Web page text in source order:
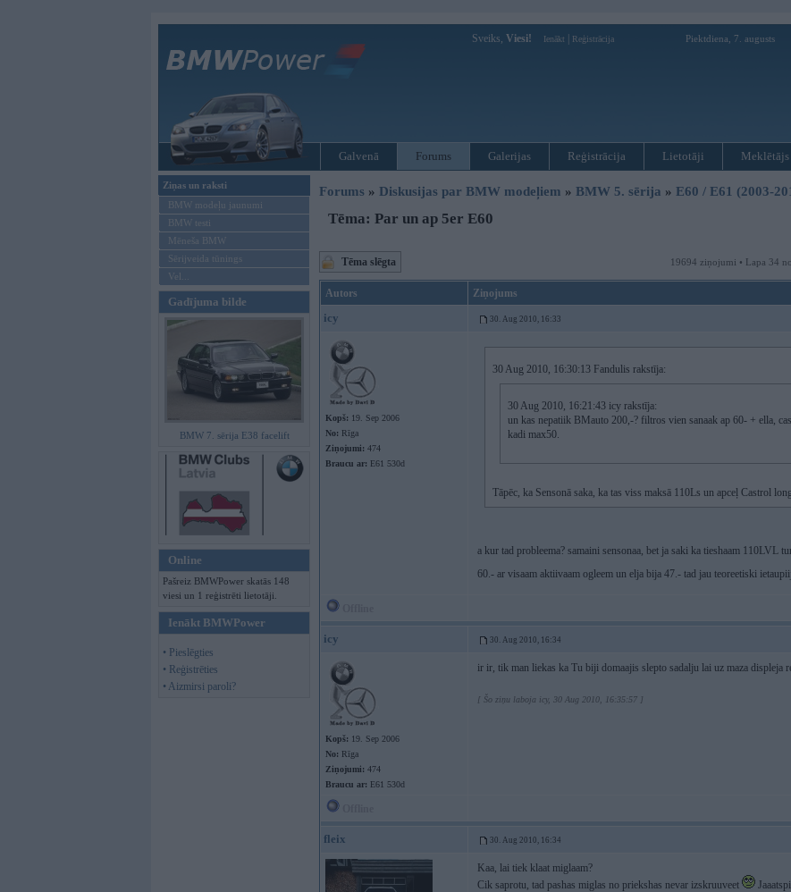
Sveiks, Viesi! Ienākt Reģistrācija Piektdiena, 7. augusts
Galvenā Forums Galerijas Reģistrācija Lietotāji Meklētājs
Ziņas un raksti
BMW modeļu jaunumi
BMW testi
Mēneša BMW
Sērijveida tūnings
Vel...
Gadījuma bilde
BMW 7. sērija E38 facelift
Online
Pašreiz BMWPower skatās 148
viesi un 1 reģistrēti lietotāji.
Ienākt BMWPower
• Pieslēgties
• Reģistrēties
• Aizmirsi paroli?
Forums » Diskusijas par BMW modeļiem » BMW 5. sērija » E60 / E61 (2003-
Tēma: Par un ap 5er E60
Tēma slēgta 19694 ziņojumi • Lapa 34
Autors Ziņojums
icy 30. Aug 2010, 16:33
Kopš: 19. Sep 2006
No: Rīga
Ziņojumi: 474
Braucu ar: E61 530d
30 Aug 2010, 16:30:13 Fandulis rakstīja:
30 Aug 2010, 16:21:43 icy rakstīja:
un kas nepatiik BMauto 200,-? filtros vien sanaak ap 60- + ella,
kadi max50.
Tāpēc, ka Sensonā saka, ka tas viss maksā 110Ls un apceļ Castrol
a kur tad probleema? samaini sensonaa, bet ja saki ka tieshaam 110LVL
60.- ar visaam aktiivaam ogleem un elja bija 47.- tad jau teoreetiski
icy 30. Aug 2010, 16:34
Kopš: 19. Sep 2006
No: Rīga
Ziņojumi: 474
Braucu ar: E61 530d
ir ir, tik man liekas ka Tu biji domaajis slepto sadalju lai uz maza displeja
[ Šo ziņu laboja icy, 30 Aug 2010, 16:35:57 ]
fleix 30. Aug 2010, 16:34
Kaa, lai tiek klaat miglaam?
Cik saprotu, tad pashas miglas no priekshas nevar izskruuveet